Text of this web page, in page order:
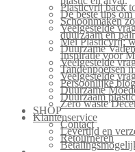
Plasticvrij back
De beste tips om
Schoonmaken
Veelgestelde
duurzaam en
Mei Plasticvrij:
Duurzame
Inspiratie voor
Veelgestelde
Tandenpoetsen
Veelgestelde
Persoonlijke
Duurzame
Duurzaam
Zero waste
SHOP
Klantenservice
Contact
Levertijd en
Retourneren